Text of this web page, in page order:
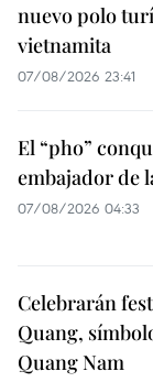
nuevo polo
vietnamita
07/08/2026 23:41
El “pho”
embajador de
07/08/2026 04:33
Celebrarán
Quang,
Quang Nam